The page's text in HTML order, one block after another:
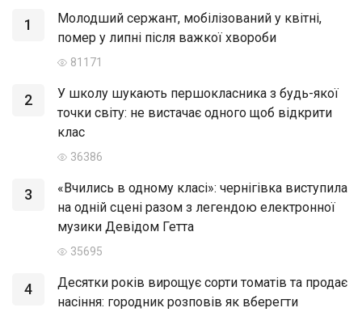
1
Молодший сержант, мобілізований у квітні,
помер у липні після важкої хвороби
81171
2
У школу шукають першокласника з будь-якої
точки світу: не вистачає одного щоб відкрити
клас
36386
3
«Вчились в одному класі»: чернігівка виступила
на одній сцені разом з легендою електронної
музики Девідом Гетта
35695
4
Десятки років вирощує сорти томатів та продає
насіння: городник розповів як вберегти